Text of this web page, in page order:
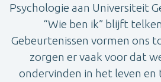
Psychologie aan Universiteit
“Wie ben ik” blijft
Gebeurtenissen vormen ons
zorgen er vaak voor dat
ondervinden in het leven en